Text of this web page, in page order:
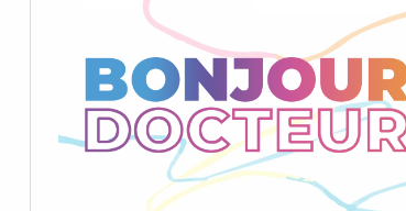
Podcasts
Protection enfance
Psycho social
psychologie
Vacances
Vaccins
Vision
Voyages